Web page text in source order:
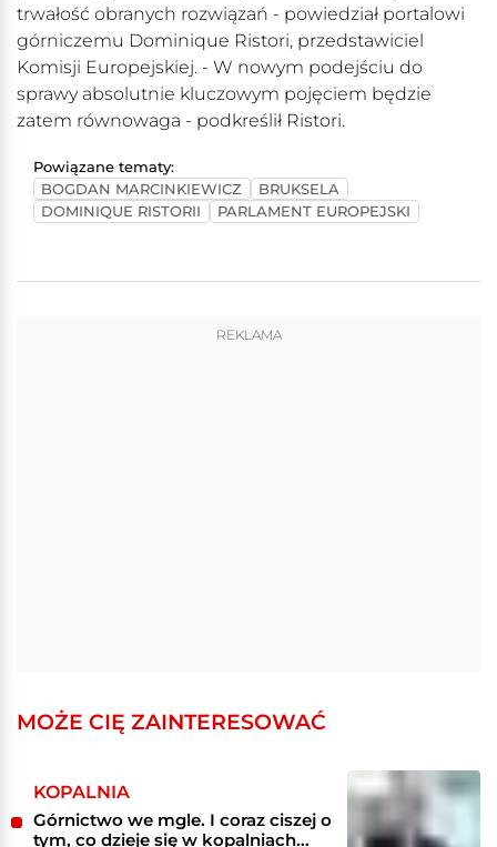
trwałość obranych rozwiązań - powiedział portalowi
górniczemu Dominique Ristori, przedstawiciel
Komisji Europejskiej. - W nowym podejściu do
sprawy absolutnie kluczowym pojęciem będzie
zatem równowaga - podkreślił Ristori.
Powiązane tematy:
BOGDAN MARCINKIEWICZ
BRUKSELA
DOMINIQUE RISTORII
PARLAMENT EUROPEJSKI
REKLAMA
MOŻE CIĘ ZAINTERESOWAĆ
KOPALNIA
Górnictwo we mgle. I coraz ciszej o
tym, co dzieje się w kopalniach...